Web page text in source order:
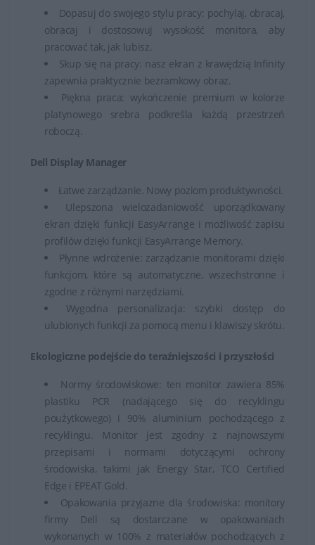
Dopasuj do swojego stylu pracy: pochylaj, obracaj,
obracaj i dostosowuj wysokość monitora, aby
pracować tak, jak lubisz.
Skup się na pracy: nasz ekran z krawędzią Infinity
zapewnia praktycznie bezramkowy obraz.
Piękna praca: wykończenie premium w kolorze
platynowego srebra podkreśla każdą przestrzeń
roboczą.
Dell Display Manager
Łatwe zarządzanie. Nowy poziom produktywności.
Ulepszona wielozadaniowość uporządkowany
ekran dzięki funkcji EasyArrange i możliwość zapisu
profilów dzięki funkcji EasyArrange Memory.
Płynne wdrożenie: zarządzanie monitorami dzięki
funkcjom, które są automatyczne, wszechstronne i
zgodne z różnymi narzędziami.
Wygodna personalizacja: szybki dostęp do
ulubionych funkcji za pomocą menu i klawiszy skrótu.
Ekologiczne podejście do teraźniejszości i przyszłości
Normy środowiskowe: ten monitor zawiera 85%
plastiku PCR (nadającego się do recyklingu
poużytkowego) i 90% aluminium pochodzącego z
recyklingu. Monitor jest zgodny z najnowszymi
przepisami i normami dotyczącymi ochrony
środowiska, takimi jak Energy Star, TCO Certified
Edge i EPEAT Gold.
Opakowania przyjazne dla środowiska: monitory
firmy Dell są dostarczane w opakowaniach
wykonanych w 100% z materiałów pochodzących z